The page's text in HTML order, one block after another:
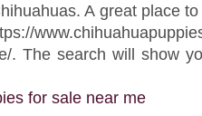
A great place
. The search will show
for sale near me